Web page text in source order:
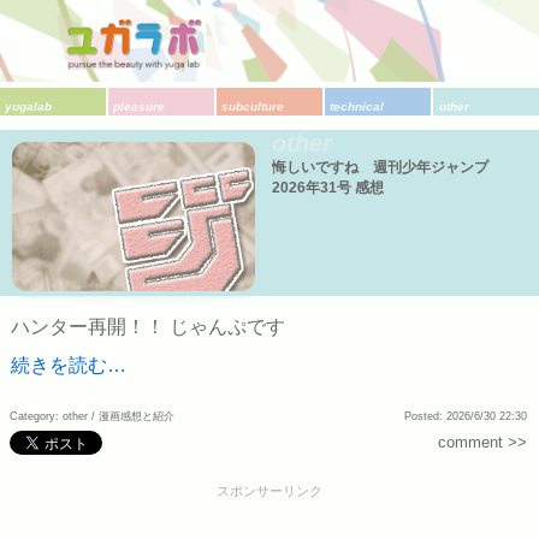
yugalab pleasure subculture technical other
悔しいですね 週刊少年ジャンプ
2026年31号 感想
ハンター再開！！ じゃんぷです
続きを読む…
Category: other / 漫画感想と紹介 Posted: 2026/6/30 22:30
comment >>
スポンサーリンク